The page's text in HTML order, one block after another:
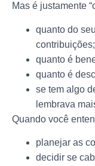
Mas é justamente
quanto do
contribuições;
quanto é
quanto é
se tem algo
lembrava
Quando você
planejar as
decidir se